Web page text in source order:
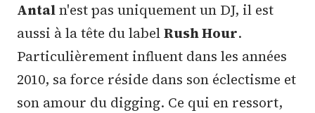
Antaln'est pas uniquement un DJ, il est
aussi à la tête du labelRush Hour.
Particulièrement influent dans les années
2010, sa force réside dans son éclectisme et
son amour du digging. Ce qui en ressort,